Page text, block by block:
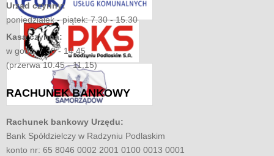
Urząd czynny:
poniedziałek - piątek: 7.30 - 15.30
Kasa czynna:
w godz. 7.30 - 14.45
(przerwa 10.45 - 11.15)
RACHUNEKBANKOWY
Rachunek bankowy Urzędu:
Bank Spółdzielczy w Radzyniu Podlaskim
konto nr: 65 8046 0002 2001 0100 0013 0001